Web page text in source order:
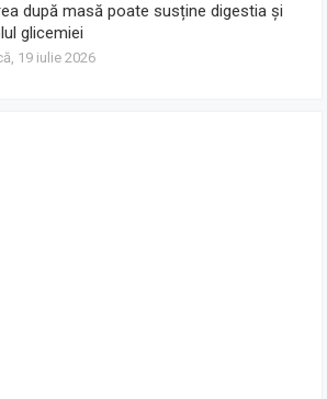
după masă poate susține digestia și
glicemiei
19 iulie 2026